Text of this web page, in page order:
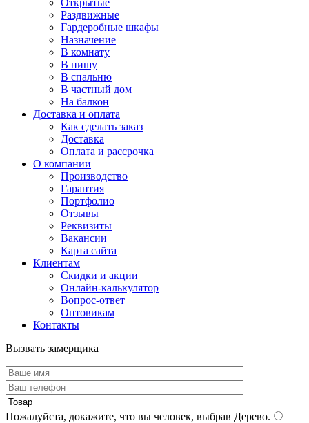
Открытые
Раздвижные
Гардеробные шкафы
Назначение
В комнату
В нишу
В спальню
В частный дом
На балкон
Доставка и оплата
Как сделать заказ
Доставка
Оплата и рассрочка
О компании
Производство
Гарантия
Портфолио
Отзывы
Реквизиты
Вакансии
Карта сайта
Клиентам
Скидки и акции
Онлайн-калькулятор
Вопрос-ответ
Оптовикам
Контакты
Вызвать замерщика
Пожалуйста, докажите, что вы человек, выбрав Дерево.